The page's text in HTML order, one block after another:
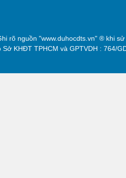
rõ nguồn "www.duhocdts.vn" ® khi
KHĐT TPHCM và GPTVDH : 764/